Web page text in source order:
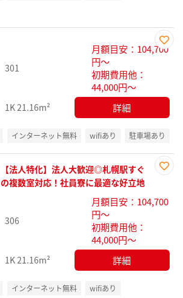
お気
301
月額目安：104,700
円～
初期費用他：
44,000円～
1K21.16m² 詳細
インターネット無料 wifiあり 駐車場あり
り登
【法人特化】法人大歓迎◎札幌駅すぐ
の複数室対応！社員寮に最適な好立地
306
月額目安：104,700
円～
初期費用他：
44,000円～
1K21.16m² 詳細
インターネット無料
wifiあり